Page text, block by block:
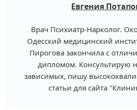
Евгения
Врач Психиатр-Нарколог.
Одесский медицинский
Пирогова закончила с
дипломом. Консультирую
зависимых, пишу
статьи для сайта